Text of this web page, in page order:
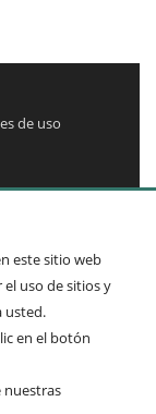
de uso
este sitio web
el uso de sitios y
usted.
en el botón
nuestras